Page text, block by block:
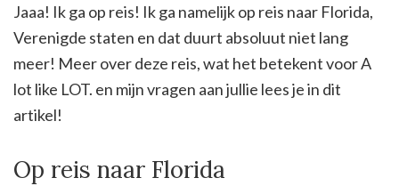
Jaaa! Ik ga op reis! Ik ga namelijk op reis naar Florida,
Verenigde staten en dat duurt absoluut niet lang
meer! Meer over deze reis, wat het betekent voor A
lot like LOT. en mijn vragen aan jullie lees je in dit
artikel!
Op reis naar Florida